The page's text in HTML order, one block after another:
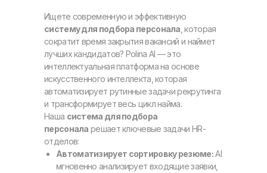
Ищете современную и эффективную
систему для подбора персонала , которая
сократит время закрытия вакансий и наймет
лучших кандидатов? Polina AI — это
интеллектуальная платформа на основе
искусственного интеллекта, которая
автоматизирует рутинные задачи рекрутинга
и трансформирует весь цикл найма.
Наша система для подбора
персонала решает ключевые задачи HR-
отделов:
Автоматизирует сортировку резюме:AI
мгновенно анализирует входящие заявки,